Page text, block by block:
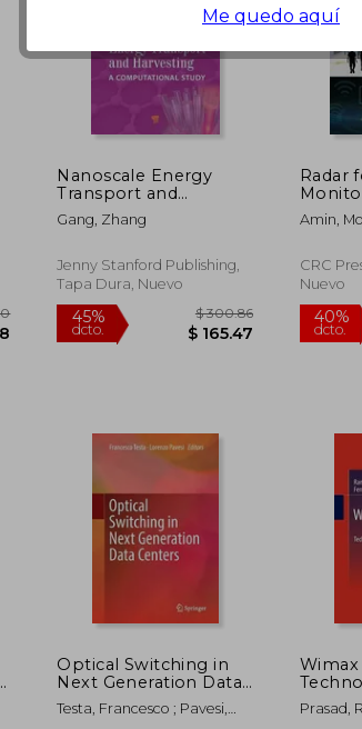
40%
dcto. $ 177.52
$ 132.88
Nanoscale Energy
Transport and
Harvesting: A
Computational Study
Gang, Zhang
Jenny Stanford Publishing,
Tapa Dura, Nuevo
$ 165.47
Radar
Amin,
CRC
Nuevo
Optical Switching in
Next Generation Data
Centers (en Inglés)
Testa, Francesco ; Pavesi,
Vision
(en
Prasad,
Me quedo aquí